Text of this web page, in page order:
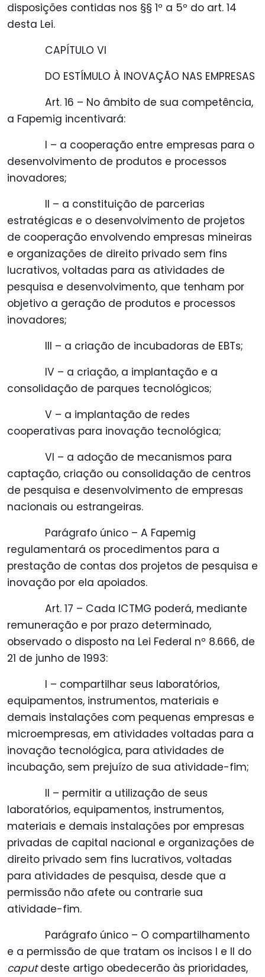
disposições contidas nos §§ 1º a 5º do art. 14
desta Lei.
CAPÍTULO VI
DO ESTÍMULO À INOVAÇÃO NAS EMPRESAS
Art. 16 – No âmbito de sua competência,
a Fapemig incentivará:
I – a cooperação entre empresas para o
desenvolvimento de produtos e processos
inovadores;
II – a constituição de parcerias
estratégicas e o desenvolvimento de projetos
de cooperação envolvendo empresas mineiras
e organizações de direito privado sem fins
lucrativos, voltadas para as atividades de
pesquisa e desenvolvimento, que tenham por
objetivo a geração de produtos e processos
inovadores;
III – a criação de incubadoras de EBTs;
IV – a criação, a implantação e a
consolidação de parques tecnológicos;
V – a implantação de redes
cooperativas para inovação tecnológica;
VI – a adoção de mecanismos para
captação, criação ou consolidação de centros
de pesquisa e desenvolvimento de empresas
nacionais ou estrangeiras.
Parágrafo único – A Fapemig
regulamentará os procedimentos para a
prestação de contas dos projetos de pesquisa e
inovação por ela apoiados.
Art. 17 – Cada ICTMG poderá, mediante
remuneração e por prazo determinado,
observado o disposto na Lei Federal nº 8.666, de
21 de junho de 1993:
I – compartilhar seus laboratórios,
equipamentos, instrumentos, materiais e
demais instalações com pequenas empresas e
microempresas, em atividades voltadas para a
inovação tecnológica, para atividades de
incubação, sem prejuízo de sua atividade-fim;
II – permitir a utilização de seus
laboratórios, equipamentos, instrumentos,
materiais e demais instalações por empresas
privadas de capital nacional e organizações de
direito privado sem fins lucrativos, voltadas
para atividades de pesquisa, desde que a
permissão não afete ou contrarie sua
atividade-fim.
Parágrafo único – O compartilhamento
e a permissão de que tratam os incisos I e II do
caputdeste artigo obedecerão às prioridades,